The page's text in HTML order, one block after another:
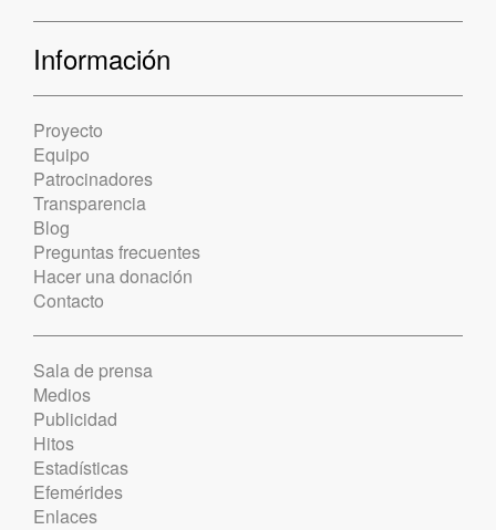
Información
Proyecto
Equipo
Patrocinadores
Transparencia
Blog
Preguntas frecuentes
Hacer una donación
Contacto
Sala de prensa
Medios
Publicidad
Hitos
Estadísticas
Efemérides
Enlaces